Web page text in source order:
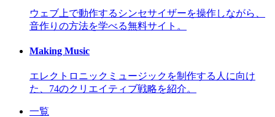
ウェブ上で動作するシンセサイザーを操作しながら、
音作りの方法を学べる無料サイト。
Making Music
エレクトロニックミュージックを制作する人に向け
た、74のクリエイティブ戦略を紹介。
一覧